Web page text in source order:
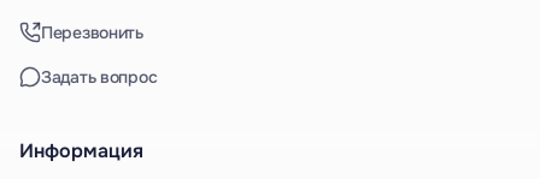
Перезвонить
Задать вопрос
Информация